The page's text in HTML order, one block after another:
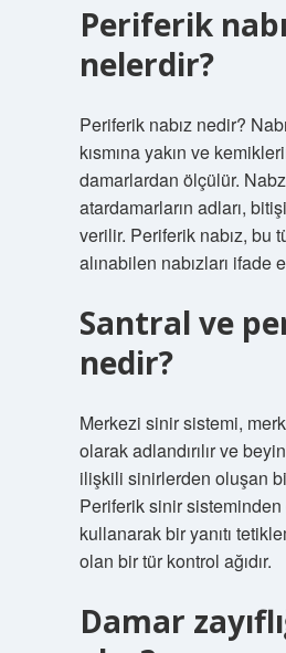
Periferik
nelerdir?
Periferik nabız nedir?
kısmına yakın ve
damarlardan ölçülür.
atardamarların adları,
verilir. Periferik nabız, bu
alınabilen nabızları ifade
Santral ve
nedir?
Merkezi sinir sistemi,
olarak adlandırılır ve
ilişkili sinirlerden oluşan
Periferik sinir sisteminden
kullanarak bir yanıtı
olan bir tür kontrol ağıdır.
Damar